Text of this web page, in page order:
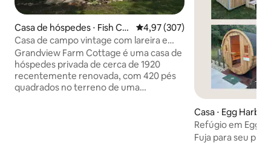
Casa de hóspedes ⋅ Fish Cre
ek
4,97 de uma avaliação média de
4,97 (307)
Casa de campo vintage com lareira e
banheira de imersão!
Grandview Farm Cottage é uma casa de
hóspedes privada de cerca de 1920
recentemente renovada, com 420 pés
quadrados no terreno de uma
Casa ⋅ Egg Harbor
Refúgio em Egg
hidromassagem |
Fuja para seu